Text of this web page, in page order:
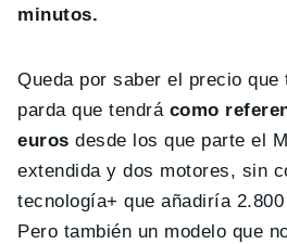
minutos.
Queda por saber el precio
parda que tendrá como
euros desde los que parte el
extendida y dos motores, sin
tecnología+ que añadiría
Pero también un modelo que